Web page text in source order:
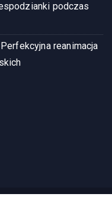
podczas
reanimacja